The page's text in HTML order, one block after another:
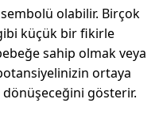
olabilir. Birçok
küçük bir fikirle
sahip olmak veya
ortaya
dönüşeceğini gösterir.